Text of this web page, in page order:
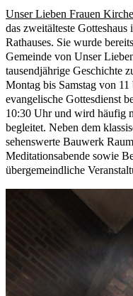
Unser Lieben Frauen Kirche
das zweitälteste
Rathauses. Sie wurde
Gemeinde von Unser
tausendjährige Geschichte
Montag bis Samstag von
evangelische Gottesdienst
10:30 Uhr und wird häufig
begleitet. Neben dem
sehenswerte Bauwerk
Meditationsabende sowie
übergemeindliche